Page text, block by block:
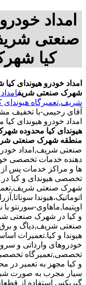
امداد
صنعتی
کیا
امداد خودرو هیوندای
شهرک صنعتی شریف
شریف,تعمیرگاه
آقای رحیمی-با تخفیف
امداد خودرو هیوندای
هیوندای کیا محدوده
منطقه شهرک صنعتی
صنعتی شریف,امداد خودرو
دهنده خدمات تخصصی
ها و مراکز خدمات پس
تخصصی هیوندای و کیا
شهرک صنعتی
اتوماتیک،هیوندا
اوپتیما‌,ماهاوی-سورنتو
و کیا در شهرک صنعتی
صنعتی شریف,دیاگ و
هیوندا و کیا.تعمیرات
خودروهای وارداتی و
تخصصی,تعمیرگاه تخصصی
و کیا مجهز به تعمیر
سیار مجرب به صورت
گیربکس استفاده از